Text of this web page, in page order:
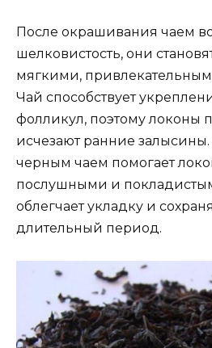
После окрашивания чаем
шелковистость, они
мягкими,
Чай способствует
фолликул, поэтому локоны
исчезают ранние
черным чаем помогает
послушными и
облегчает укладку и
длительный период.